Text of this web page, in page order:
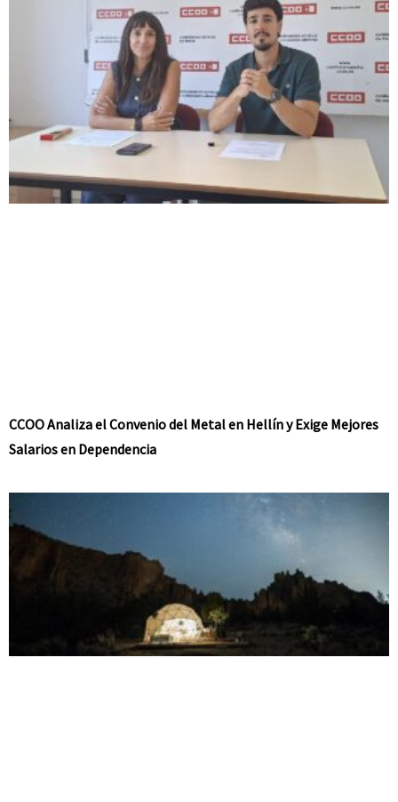
CCOO Analiza el Convenio del Metal en Hellín y Exige Mejores
Salarios en Dependencia